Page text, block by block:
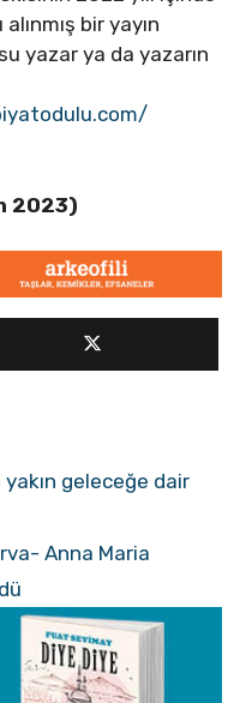
bir yayın
yazar ya da yazarın
2023)
yakın geleceğe dair
Anna Maria